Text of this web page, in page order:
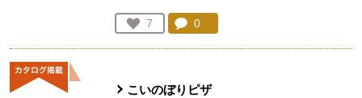
お気に入り登録：
7
人が登録
コメント：
0
こいのぼりピザ